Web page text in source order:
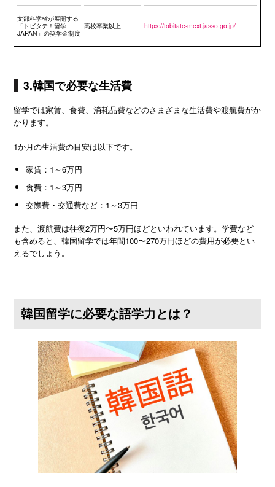
文部科学省が展開する
「トビタテ！留学
JAPAN」の奨学金制度
高校卒業以上 https://tobitate-mext.jasso.go.jp/
3.韓国で必要な生活費
留学では家賃、食費、消耗品費などのさまざまな生活費や渡航費がか
かります。
1か月の生活費の目安は以下です。
家賃：1～6万円
食費：1～3万円
交際費・交通費など：1～3万円
また、渡航費は往復2万円〜5万円ほどといわれています。学費など
も含めると、韓国留学では年間100〜270万円ほどの費用が必要とい
えるでしょう。
韓国留学に必要な語学力とは？